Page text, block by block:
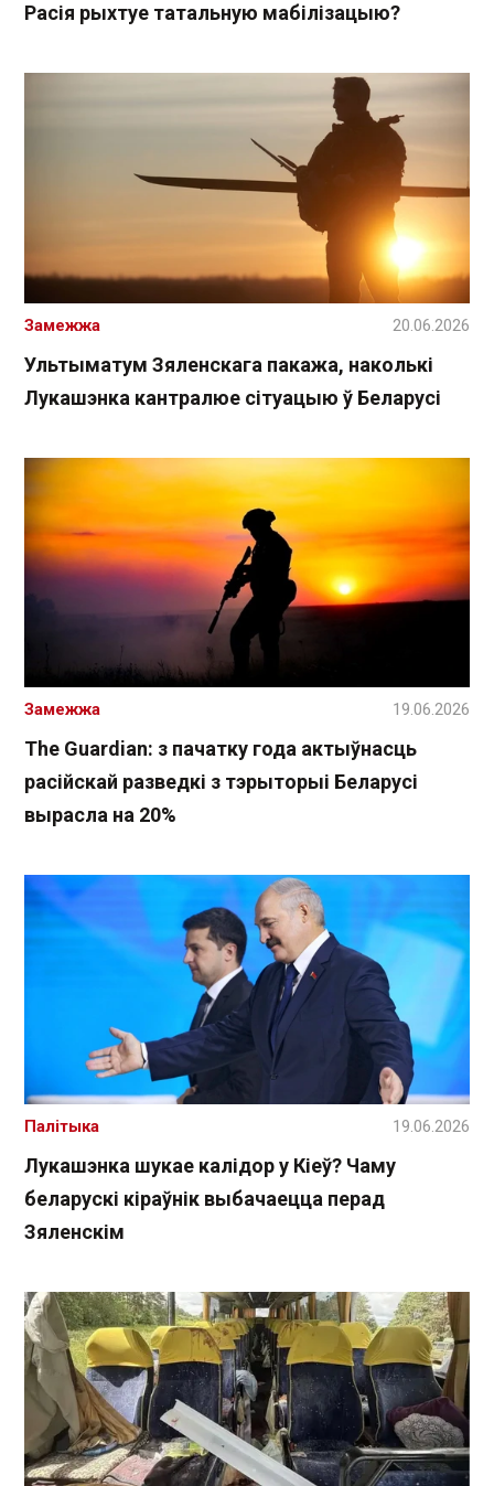
Расія рыхтуе татальную мабілізацыю?
Ультыматум Зяленскага пакажа, наколькі
Лукашэнка кантралюе сітуацыю ў Беларусі
Замежжа 20.06.2026
The Guardian: з пачатку года актыўнасць
расійскай разведкі з тэрыторыі Беларусі
вырасла на 20%
Замежжа 19.06.2026
Лукашэнка шукае калідор у Кіеў? Чаму
беларускі кіраўнік выбачаецца перад
Зяленскім
Палітыка 19.06.2026